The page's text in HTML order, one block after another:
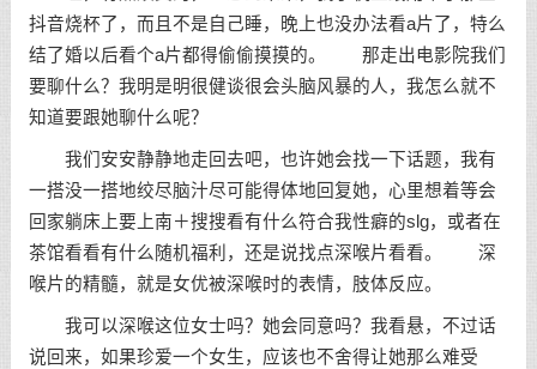
抖音烧杯了，而且不是自己睡，晚上也没办法看a片了，特么
结了婚以后看个a片都得偷偷摸摸的。 那走出电影院我们
要聊什么？我明是明很健谈很会头脑风暴的人，我怎么就不
知道要跟她聊什么呢？
我们安安静静地走回去吧，也许她会找一下话题，我有
一搭没一搭地绞尽脑汁尽可能得体地回复她，心里想着等会
回家躺床上要上南＋搜搜看有什么符合我性癖的slg，或者在
茶馆看看有什么随机福利，还是说找点深喉片看看。 深
喉片的精髓，就是女优被深喉时的表情，肢体反应。
我可以深喉这位女士吗？她会同意吗？我看悬，不过话
说回来，如果珍爱一个女生，应该也不舍得让她那么难受